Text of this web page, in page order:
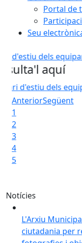
Portal de
Seu
municipals
municipals
Anterior
1
2
3
Notícies